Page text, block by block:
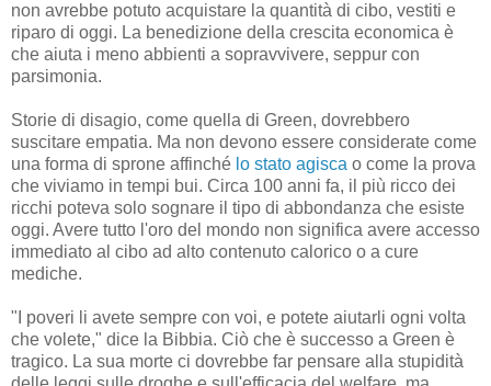
non avrebbe potuto acquistare la quantità di cibo, vestiti e
riparo di oggi. La benedizione della crescita economica è
che aiuta i meno abbienti a sopravvivere, seppur con
parsimonia.
Storie di disagio, come quella di Green, dovrebbero
suscitare empatia. Ma non devono essere considerate come
una forma di sprone affinché lo stato agisca o come la prova
che viviamo in tempi bui. Circa 100 anni fa, il più ricco dei
ricchi poteva solo sognare il tipo di abbondanza che esiste
oggi. Avere tutto l'oro del mondo non significa avere accesso
immediato al cibo ad alto contenuto calorico o a cure
mediche.
"I poveri li avete sempre con voi, e potete aiutarli ogni volta
che volete," dice la Bibbia. Ciò che è successo a Green è
tragico. La sua morte ci dovrebbe far pensare alla stupidità